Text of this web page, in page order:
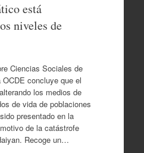
está
niveles de
Ciencias Sociales de
concluye que el
los medios de
de vida de poblaciones
presentado en la
de la catástrofe
Recoge un…